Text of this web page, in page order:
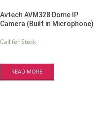
Avtech AVM328 Dome IP
Camera (Built in Microphone)
Call for Stock
READ MORE